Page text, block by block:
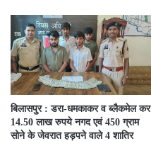
बिलासपुर : डरा-धमकाकर व ब्लैकमेल कर
14.50 लाख रुपये नगद एवं 450 ग्राम
सोने के जेवरात हड़पने वाले 4 शातिर